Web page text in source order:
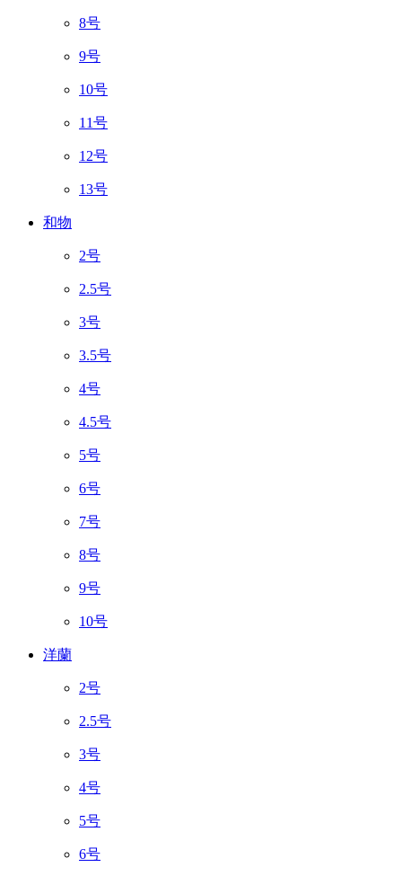
8号
9号
10号
11号
12号
13号
和物
2号
2.5号
3号
3.5号
4号
4.5号
5号
6号
7号
8号
9号
10号
洋蘭
2号
2.5号
3号
4号
5号
6号